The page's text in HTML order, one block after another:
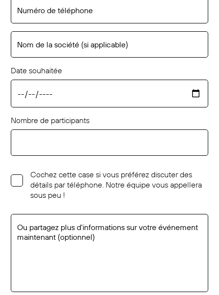
Date souhaitée
Nombre de participants
Cochez cette case si vous préférez discuter des
détails par téléphone. Notre équipe vous appellera
sous peu !